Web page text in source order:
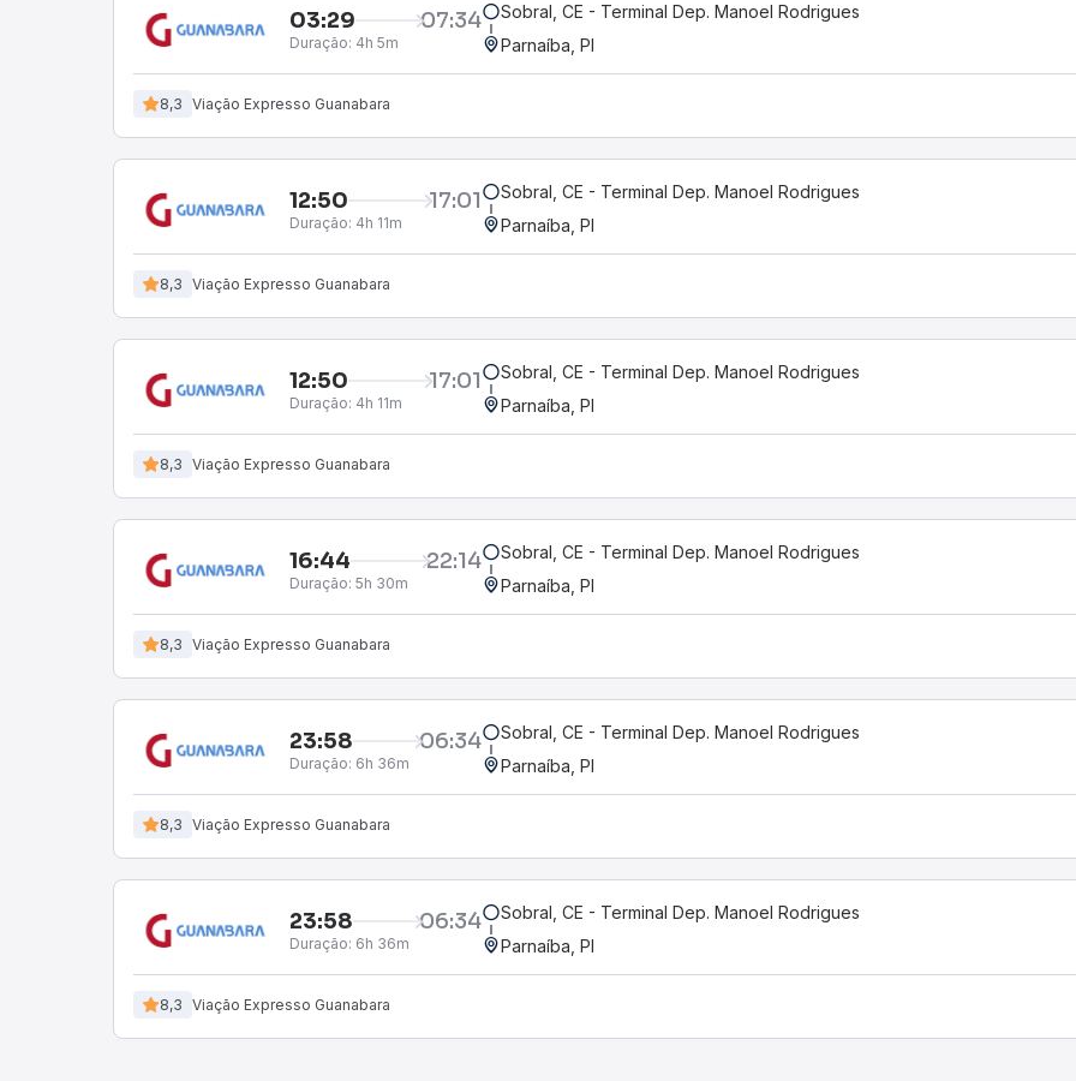
03:29 07:34
Duração: 4h 5m
Sobral, CE - Terminal Dep. Manoel Rodrigues
Parnaíba, PI
8,3 Viação Expresso Guanabara
12:50 17:01
Duração: 4h 11m
Sobral, CE - Terminal Dep. Manoel Rodrigues
Parnaíba, PI
8,3 Viação Expresso Guanabara
12:50 17:01
Duração: 4h 11m
Sobral, CE - Terminal Dep. Manoel Rodrigues
Parnaíba, PI
8,3 Viação Expresso Guanabara
16:44 22:14
Duração: 5h 30m
Sobral, CE - Terminal Dep. Manoel Rodrigues
Parnaíba, PI
8,3 Viação Expresso Guanabara
23:58 06:34
Duração: 6h 36m
Sobral, CE - Terminal Dep. Manoel Rodrigues
Parnaíba, PI
8,3 Viação Expresso Guanabara
23:58 06:34
Duração: 6h 36m
Sobral, CE - Terminal Dep. Manoel Rodrigues
Parnaíba, PI
8,3 Viação Expresso Guanabara